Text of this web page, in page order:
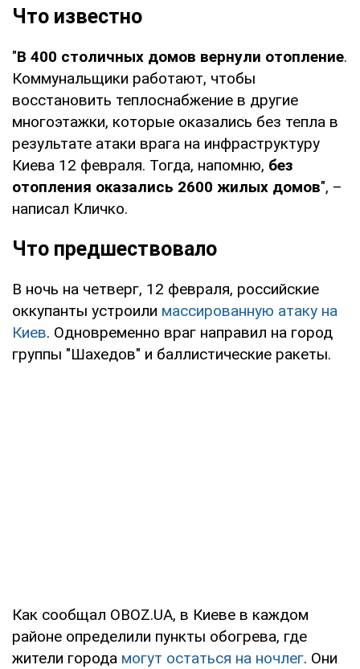
Что известно
"В 400 столичных домов вернули отопление.
Коммунальщики работают, чтобы
восстановить теплоснабжение в другие
многоэтажки, которые оказались без тепла в
результате атаки врага на инфраструктуру
Киева 12 февраля. Тогда, напомню, без
отопления оказались 2600 жилых домов", –
написал Кличко.
Что предшествовало
В ночь на четверг, 12 февраля, российские
оккупанты устроили массированную атаку на
Киев. Одновременно враг направил на город
группы "Шахедов" и баллистические ракеты.
Как сообщал OBOZ.UA, в Киеве в каждом
районе определили пункты обогрева, где
жители города могут остаться на ночлег. Они